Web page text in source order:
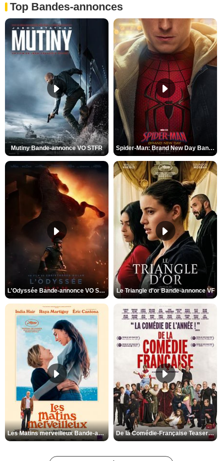
Top Bandes-annonces
Mutiny Bande-annonce VO STFR Spider-Man: Brand New Day Bande-annonce VO STFR
L'Odyssée Bande-annonce VO STFR Le Triangle d'or Bande-annonce VF
Les Matins merveilleux Bande-annonce VF De la Comédie-Française Teaser VF